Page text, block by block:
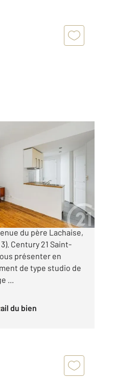
CALME SUR COUR !
du père Lachaise,
Century 21 Saint-
présenter en
de type studio de
...
du bien